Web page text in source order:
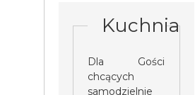
Kuchnia
Dla Gości
chcących
samodzielnie